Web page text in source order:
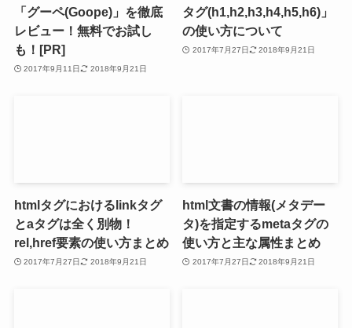
「グーペ(Goope)」を徹底
レビュー！無料でお試し
も！[PR]
2017年9月11日 2018年9月21日
タグ(h1,h2,h3,h4,h5,h6)」
の使い方について
2017年7月27日 2018年9月21日
htmlタグにおけるlinkタグ
とaタグは全く別物！
rel,href要素の使い方まとめ
2017年7月27日 2018年9月21日
html文書の情報(メタデー
タ)を指定するmetaタグの
使い方と主な属性まとめ
2017年7月27日 2018年9月21日